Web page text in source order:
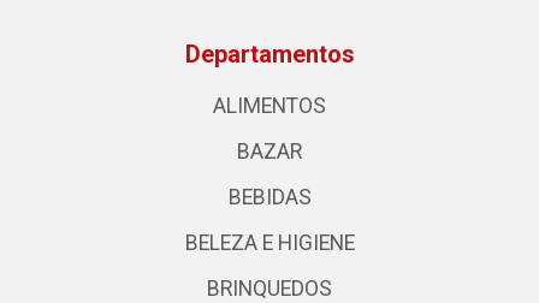
Departamentos
ALIMENTOS
BAZAR
BEBIDAS
BELEZA E HIGIENE
BRINQUEDOS